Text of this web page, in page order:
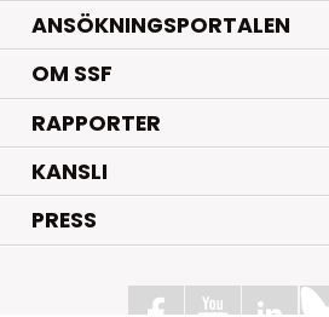
ANSÖKNINGSPORTALEN
OM SSF
RAPPORTER
KANSLI
PRESS